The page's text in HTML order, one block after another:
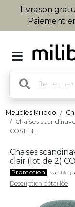
Livraison
Paiement
Meubles Miliboo
Chaises
COSETTE
Chaises
clair (lot de 2)
Promotion valable
Description détaillée